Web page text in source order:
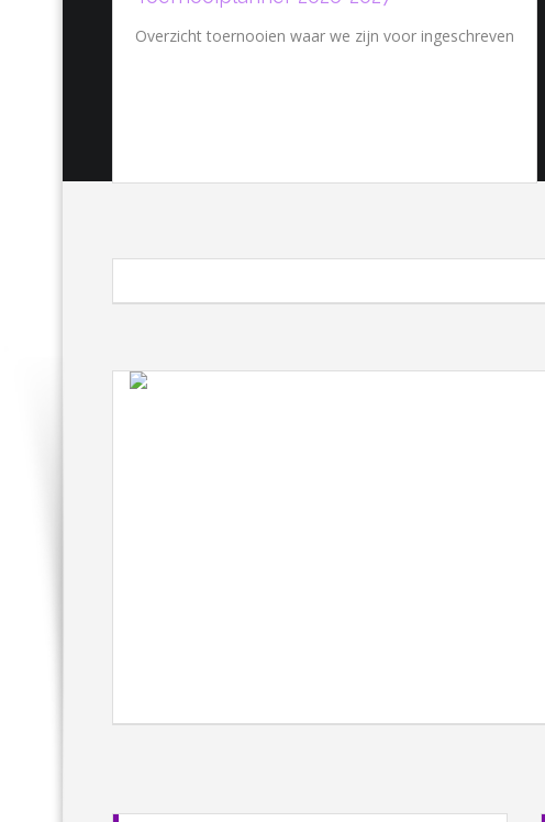
Overzicht toernooien waar we zijn voor ingeschreven